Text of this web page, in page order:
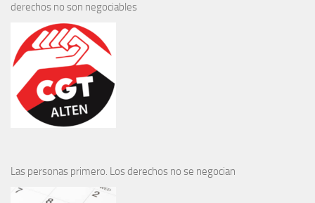
derechos no son negociables
Las personas primero. Los derechos no se negocian